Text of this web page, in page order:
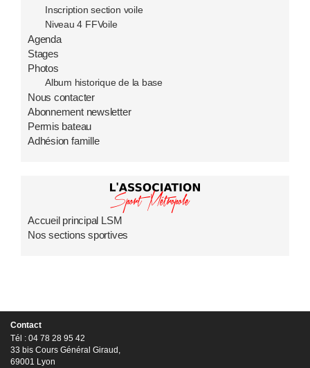
Inscription section voile
Niveau 4 FFVoile
Agenda
Stages
Photos
Album historique de la base
Nous contacter
Abonnement newsletter
Permis bateau
Adhésion famille
Accueil principal LSM
Nos sections sportives
Contact
Tél : 04 78 28 95 42
33 bis Cours Général Giraud,
69001 Lyon